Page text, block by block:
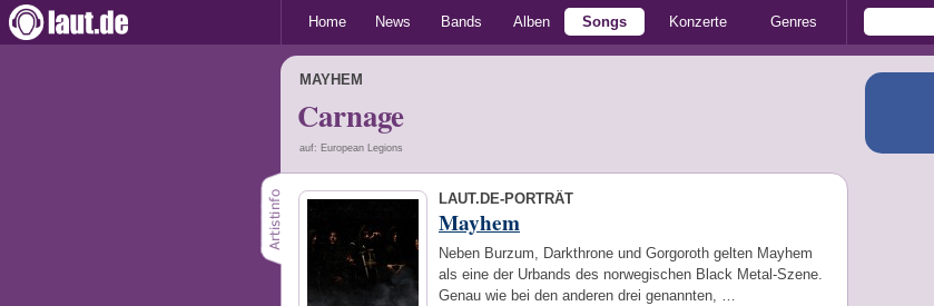
Home News Bands Alben Songs Konzerte Genres
MAYHEM
Carnage
auf: European Legions
LAUT.DE-PORTRÄT
Mayhem
Neben Burzum, Darkthrone und Gorgoroth gelten Mayhem
als eine der Urbands des norwegischen Black Metal-Szene.
Genau wie bei den anderen drei genannten, …